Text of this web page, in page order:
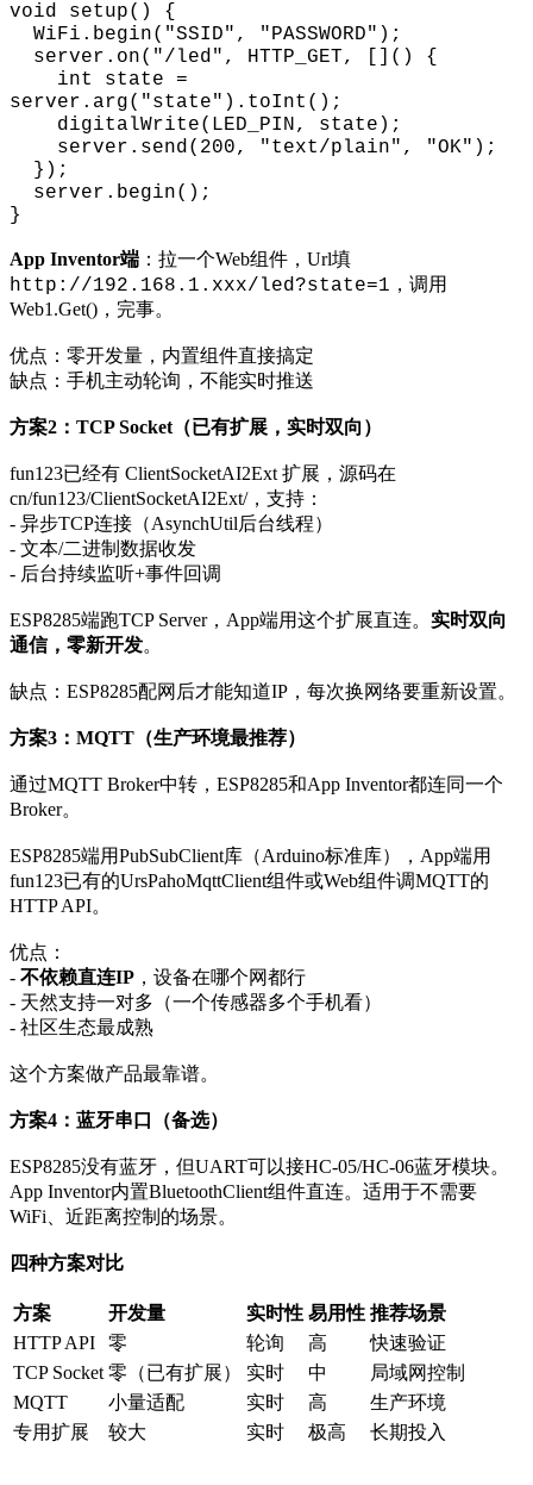
void setup() {
WiFi.begin("SSID", "PASSWORD");
server.on("/led", HTTP_GET, []() {
int state =
server.arg("state").toInt();
digitalWrite(LED_PIN, state);
server.send(200, "text/plain", "OK");
});
server.begin();
}
App Inventor端 ：拉一个Web组件，Url填
http://192.168.1.xxx/led?state=1 ，调用
Web1.Get()，完事。
优点：零开发量，内置组件直接搞定
缺点：手机主动轮询，不能实时推送
方案2：TCP Socket（已有扩展，实时双向）
fun123已经有 ClientSocketAI2Ext 扩展，源码在
cn/fun123/ClientSocketAI2Ext/，支持：
- 异步TCP连接（AsynchUtil后台线程）
- 文本/二进制数据收发
- 后台持续监听+事件回调
ESP8285端跑TCP Server，App端用这个扩展直连。 实时双向
通信，零新开发。
缺点：ESP8285配网后才能知道IP，每次换网络要重新设置。
方案3：MQTT（生产环境最推荐）
通过MQTT Broker中转，ESP8285和App Inventor都连同一个
Broker。
ESP8285端用PubSubClient库（Arduino标准库），App端用
fun123已有的UrsPahoMqttClient组件或Web组件调MQTT的
HTTP API。
优点：
- 不依赖直连IP ，设备在哪个网都行
- 天然支持一对多（一个传感器多个手机看）
- 社区生态最成熟
这个方案做产品最靠谱。
方案4：蓝牙串口（备选）
ESP8285没有蓝牙，但UART可以接HC-05/HC-06蓝牙模块。
App Inventor内置BluetoothClient组件直连。适用于不需要
WiFi、近距离控制的场景。
四种方案对比
方案 开发量 实时性 易用性 推荐场景
HTTP API
零 轮询 高
快速验证
TCP Socket 零（已有扩展） 实时 中
局域网控制
MQTT
小量适配 实时 高
生产环境
专用扩展
较大 实时 极高 长期投入